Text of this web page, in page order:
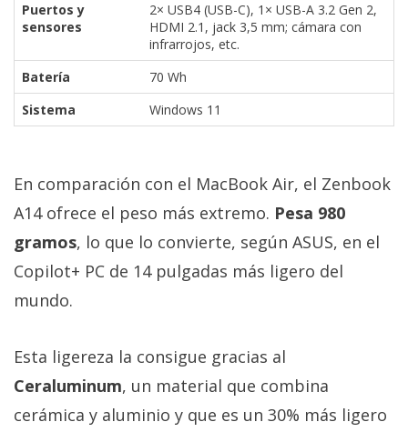
Puertos y
sensores
2× USB4 (USB-C), 1× USB-A 3.2 Gen 2,
HDMI 2.1, jack 3,5 mm; cámara con
infrarrojos, etc.
Batería
70 Wh
Sistema
Windows 11
En comparación con el MacBook Air, el Zenbook
A14 ofrece el peso más extremo. Pesa 980
gramos, lo que lo convierte, según ASUS, en el
Copilot+ PC de 14 pulgadas más ligero del
mundo.
Esta ligereza la consigue gracias al
Ceraluminum, un material que combina
cerámica y aluminio y que es un 30% más ligero